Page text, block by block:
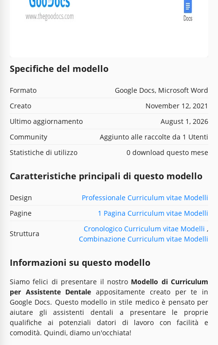
Specifiche del modello
Formato
Google Docs, Microsoft Word
Creato
November 12, 2021
Ultimo aggiornamento
August 1, 2026
Community
Aggiunto alle raccolte da 1 Utenti
Statistiche di utilizzo
0 download questo mese
Caratteristiche principali di questo modello
Design
Professionale Curriculum vitae Modelli
Pagine
1 Pagina Curriculum vitae Modelli
Struttura
Cronologico Curriculum vitae Modelli ,
Combinazione Curriculum vitae Modelli
Informazioni su questo modello
Siamo felici di presentare il nostro Modello di Curriculum
per Assistente Dentale appositamente creato per te in
Google Docs. Questo modello in stile medico è pensato per
aiutare gli assistenti dentali a presentare le proprie
qualifiche ai potenziali datori di lavoro con facilità e
comodità. Quindi, diamo un'occhiata!